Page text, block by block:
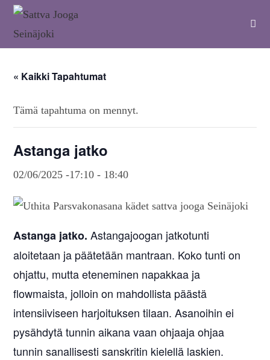
« Kaikki Tapahtumat
Tämä tapahtuma on mennyt.
Astanga jatko
02/06/2025 -17:10 - 18:40
Astanga jatko. Astangajoogan jatkotunti
aloitetaan ja päätetään mantraan. Koko tunti on
ohjattu, mutta eteneminen napakkaa ja
flowmaista, jolloin on mahdollista päästä
intensiiviseen harjoituksen tilaan. Asanoihin ei
pysähdytä tunnin aikana vaan ohjaaja ohjaa
tunnin sanallisesti sanskritin kielellä laskien.